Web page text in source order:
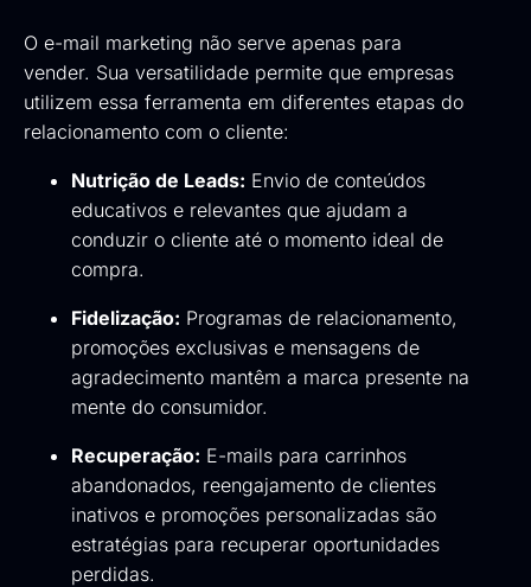
O e-mail marketing não serve apenas para
vender. Sua versatilidade permite que empresas
utilizem essa ferramenta em diferentes etapas do
relacionamento com o cliente:
Nutrição de Leads: Envio de conteúdos
educativos e relevantes que ajudam a
conduzir o cliente até o momento ideal de
compra.
Fidelização: Programas de relacionamento,
promoções exclusivas e mensagens de
agradecimento mantêm a marca presente na
mente do consumidor.
Recuperação: E-mails para carrinhos
abandonados, reengajamento de clientes
inativos e promoções personalizadas são
estratégias para recuperar oportunidades
perdidas.